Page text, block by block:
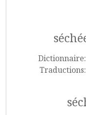
Dictionnaire:
Traductions: